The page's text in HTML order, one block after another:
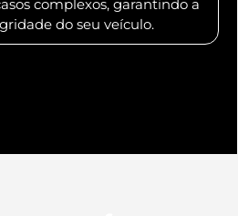
complexos, garantindo a
do seu veículo.